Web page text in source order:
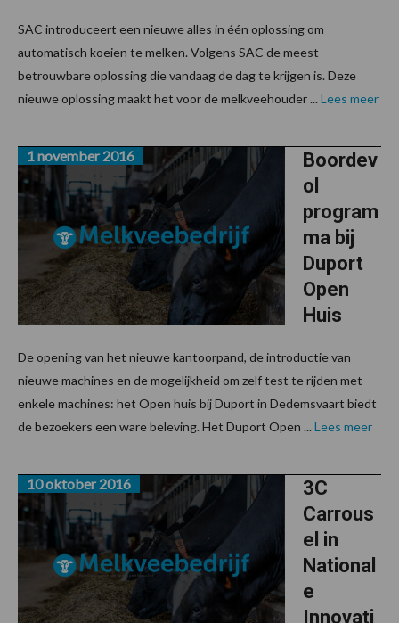
SAC introduceert een nieuwe alles in één oplossing om
automatisch koeien te melken. Volgens SAC de meest
betrouwbare oplossing die vandaag de dag te krijgen is. Deze
nieuwe oplossing maakt het voor de melkveehouder ... Lees meer
Boordev
ol
program
ma bij
Duport
Open
Huis
1 november 2016
De opening van het nieuwe kantoorpand, de introductie van
nieuwe machines en de mogelijkheid om zelf test te rijden met
enkele machines: het Open huis bij Duport in Dedemsvaart biedt
de bezoekers een ware beleving. Het Duport Open ... Lees meer
3C
Carrous
el in
National
e
Innovati
10 oktober 2016